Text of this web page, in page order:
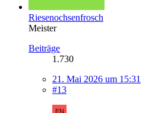
Riesenochsenfrosch
Meister
Beiträge
1.730
21. Mai 2026 um 15:31
#13